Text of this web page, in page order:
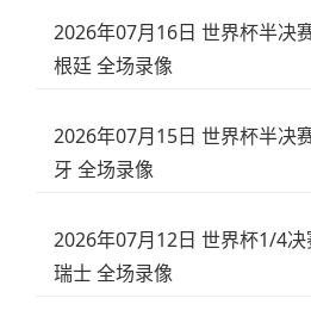
2026年07月16日 世界杯半决
根廷 全场录像
2026年07月15日 世界杯半决
牙 全场录像
2026年07月12日 世界杯1/4决
瑞士 全场录像